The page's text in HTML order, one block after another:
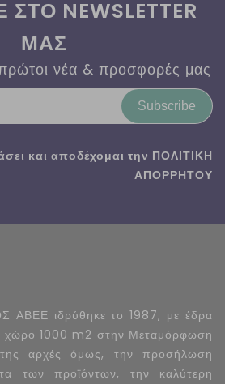
NEWSLETTER
ΜΑΣ
πρώτοι νέα & προσφορές μας
Subscribe
και αποδέχομαι την ΠΟΛΙΤΙΚΗ
ΑΠΟΡΡΗΤΟΥ
ΑΒΕΕ ιδρύθηκε το 1987, με έδρα
χώρο 1000 m2 στην Μεταμόρφωση
της αρχές όμως, την προσήλωση
των προϊόντων, την καλύτερη